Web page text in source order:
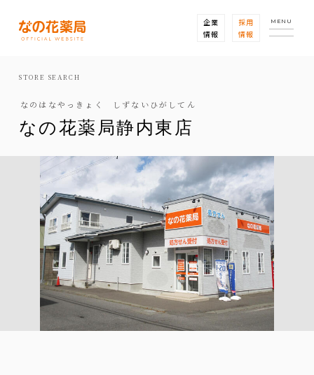
企業
情報
採用
情報
MENU
STORE SEARCH
なのはなやっきょく しずないひがしてん
なの花薬局静内東店